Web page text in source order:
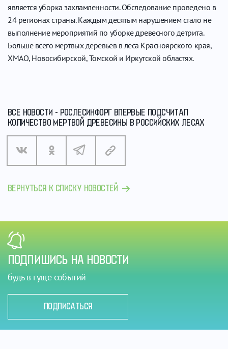
является уборка захламленности. Обследование проведено в
24 регионах страны. Каждым десятым нарушением стало не
выполнение мероприятий по уборке древесного детрита.
Больше всего мертвых деревьев в леса Красноярского края,
ХМАО, Новосибирской, Томской и Иркутской областях.
ВСЕ НОВОСТИ - РОСЛЕСИНФОРГ ВПЕРВЫЕ ПОДСЧИТАЛ
КОЛИЧЕСТВО МЕРТВОЙ ДРЕВЕСИНЫ В РОССИЙСКИХ ЛЕСАХ
ВЕРНУТЬСЯ К СПИСКУ НОВОСТЕЙ
ПОДПИШИСЬ НА НОВОСТИ
будь в гуще событий
ПОДПИСАТЬСЯ